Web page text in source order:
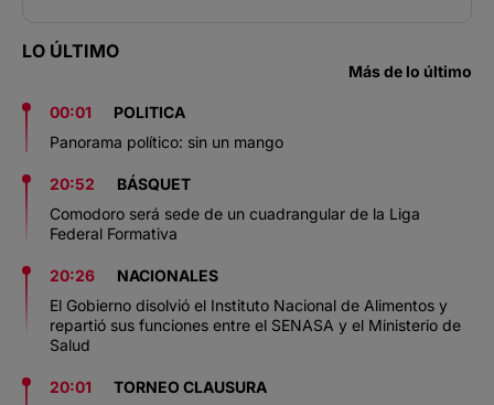
LO ÚLTIMO
Más de lo último
00:01
POLITICA
Panorama político: sin un mango
20:52
BÁSQUET
Comodoro será sede de un cuadrangular de la Liga
Federal Formativa
20:26
NACIONALES
El Gobierno disolvió el Instituto Nacional de Alimentos y
repartió sus funciones entre el SENASA y el Ministerio de
Salud
20:01
TORNEO CLAUSURA